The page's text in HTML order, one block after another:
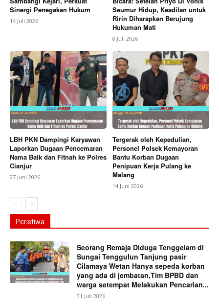
Sinergi Penegakan Hukum
14 Juli 2026
Seumur Hidup, Keadilan untuk
Ririn Diharapkan Berujung
Hukuman Mati
8 Juli 2026
LBH PKN Dampingi Karyawan
Laporkan Dugaan Pencemaran
Nama Baik dan Fitnah ke Polres
Cianjur
27 Juni 2026
Tergerak oleh Kepedulian,
Personel Polsek Kemayoran
Bantu Korban Dugaan
Penipuan Kerja Pulang ke
Malang
14 Juni 2026
Peristiwa
Seorang Remaja Diduga Tenggelam di
Sungai Tenggulun Tanjung pasir
Cilamaya Wetan Hanya sepeda korban
yang ada di jembatan,Tim BPBD dan
warga setempat Melakukan Pencarian...
31 Juli 2026